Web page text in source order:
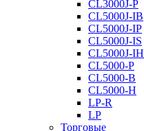
CL3000J-P
CL5000J-IB
CL5000J-IP
CL5000J-IS
CL5000J-IH
CL5000-P
CL5000-B
CL5000-H
LP-R
LP
Торговые